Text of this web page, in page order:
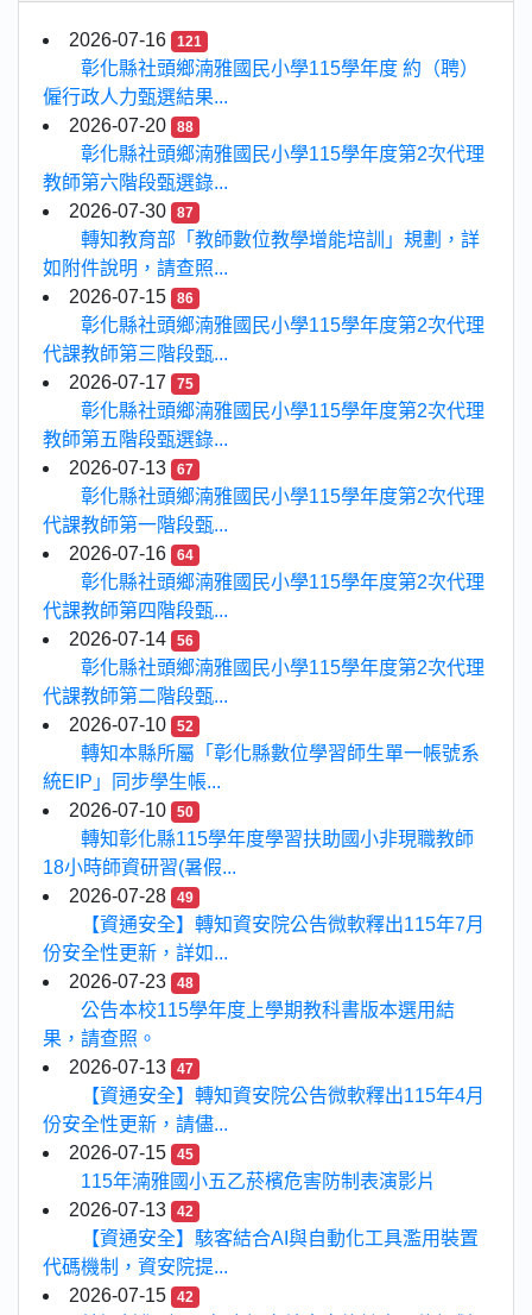
2026-07-16 121
彰化縣社頭鄉湳雅國民小學115學年度 約（聘）
僱行政人力甄選結果...
2026-07-20
88
彰化縣社頭鄉湳雅國民小學115學年度第2次代理
教師第六階段甄選錄...
2026-07-30
87
轉知教育部「教師數位教學增能培訓」規劃，詳
如附件說明，請查照...
2026-07-15
86
彰化縣社頭鄉湳雅國民小學115學年度第2次代理
代課教師第三階段甄...
2026-07-17
75
彰化縣社頭鄉湳雅國民小學115學年度第2次代理
教師第五階段甄選錄...
2026-07-13
67
彰化縣社頭鄉湳雅國民小學115學年度第2次代理
代課教師第一階段甄...
2026-07-16
64
彰化縣社頭鄉湳雅國民小學115學年度第2次代理
代課教師第四階段甄...
2026-07-14
56
彰化縣社頭鄉湳雅國民小學115學年度第2次代理
代課教師第二階段甄...
2026-07-10
52
轉知本縣所屬「彰化縣數位學習師生單一帳號系
統EIP」同步學生帳...
2026-07-10
50
轉知彰化縣115學年度學習扶助國小非現職教師
18小時師資研習(暑假...
2026-07-28
49
【資通安全】轉知資安院公告微軟釋出115年7月
份安全性更新，詳如...
2026-07-23
48
公告本校115學年度上學期教科書版本選用結
果，請查照。
2026-07-13
47
【資通安全】轉知資安院公告微軟釋出115年4月
份安全性更新，請儘...
2026-07-15
45
115年湳雅國小五乙菸檳危害防制表演影片
2026-07-13
42
【資通安全】駭客結合AI與自動化工具濫用裝置
代碼機制，資安院提...
2026-07-15
42